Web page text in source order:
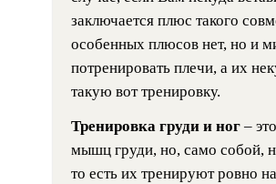
заключается плюс такого
особенных плюсов нет, но и
потренировать плечи, а их
такую вот тренировку.
Тренировка груди и ног –
мышц груди, но, само собой,
то есть их тренируют ровно